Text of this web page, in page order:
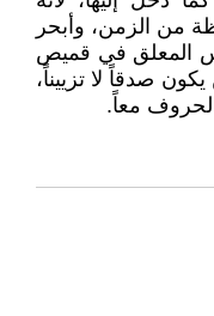
من الزمن، وأبحر
المعلق في قميص
صدقاً لا تزييناً،
معاً.